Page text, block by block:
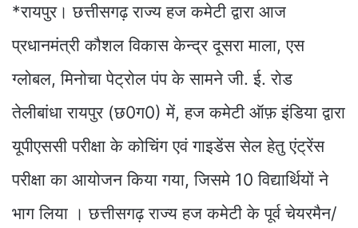
*रायपुर। छत्तीसगढ़ राज्य हज कमेटी द्वारा आज
प्रधानमंत्री कौशल विकास केन्द्र दूसरा माला, एस
ग्लोबल, मिनोचा पेट्रोल पंप के सामने जी. ई. रोड
तेलीबांधा रायपुर (छ0ग0) में, हज कमेटी ऑफ़ इंडिया द्वारा
यूपीएससी परीक्षा के कोचिंग एवं गाइडेंस सेल हेतु एंट्रेंस
परीक्षा का आयोजन किया गया, जिसमे 10 विद्यार्थियों ने
भाग लिया । छत्तीसगढ़ राज्य हज कमेटी के पूर्व चेयरमैन/